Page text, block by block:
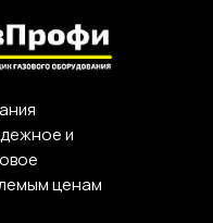
и
ценам